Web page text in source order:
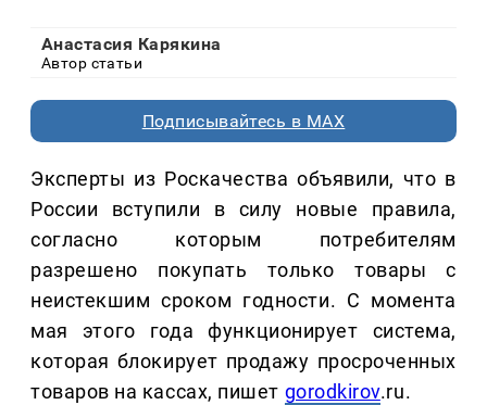
Анастасия Карякина
Автор статьи
Подписывайтесь в MAX
Эксперты из Роскачества объявили, что в
России вступили в силу новые правила,
согласно которым потребителям
разрешено покупать только товары с
неистекшим сроком годности. С момента
мая этого года функционирует система,
которая блокирует продажу просроченных
товаров на кассах, пишет gorodkirov.ru.